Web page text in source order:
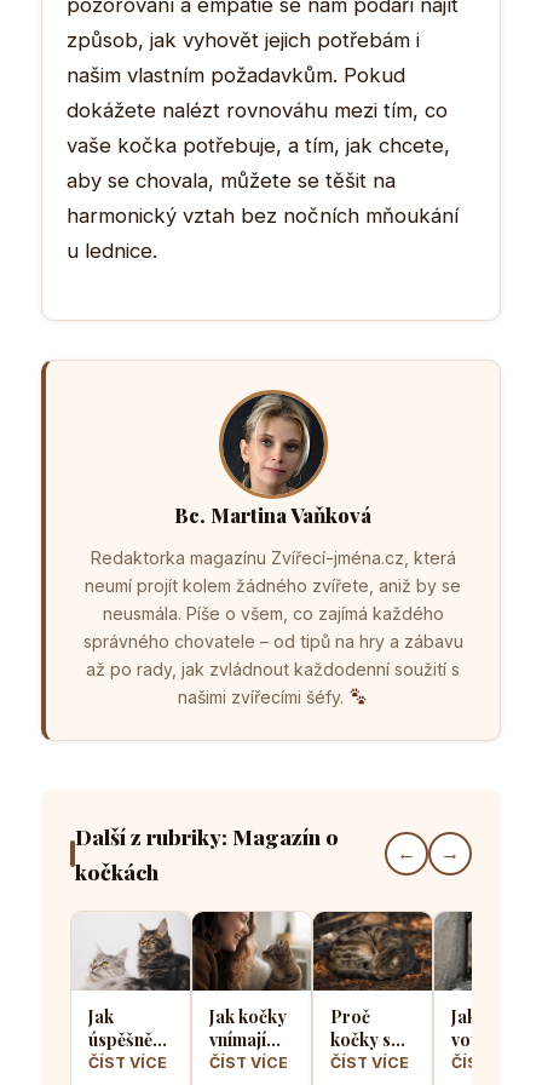
způsob, jak vyhovět jejich potřebám i
našim vlastním požadavkům. Pokud
dokážete nalézt rovnováhu mezi tím, co
vaše kočka potřebuje, a tím, jak chcete,
aby se chovala, můžete se těšit na
harmonický vztah bez nočních mňoukání
u lednice.
Bc. Martina Vaňková
Redaktorka magazínu Zvířecí-jména.cz, která
neumí projít kolem žádného zvířete, aniž by se
neusmála. Píše o všem, co zajímá každého
správného chovatele – od tipů na hry a zábavu
až po rady, jak zvládnout každodenní soužití s
našimi zvířecími šéfy.
Další z rubriky: Magazín o
kočkách
← →
Jak
úspěšně
seznámit
ČÍST VÍCE
Jak kočky
vnímají
lidský
ČÍST VÍCE
Proč
kočky spí
stočené
ČÍST VÍCE
Jak kočičí
vousky
pomáhají
ČÍST VÍCE